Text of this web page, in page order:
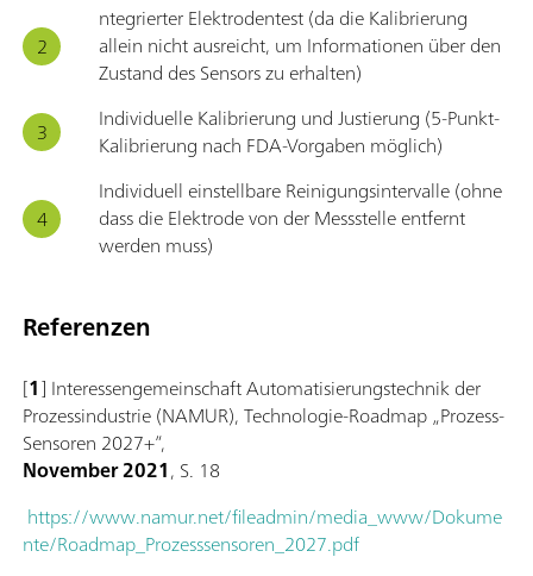
ntegrierter Elektrodentest (da die Kalibrierung
allein nicht ausreicht, um Informationen über den
Zustand des Sensors zu erhalten)
Individuelle Kalibrierung und Justierung (5-Punkt-
Kalibrierung nach FDA-Vorgaben möglich)
Individuell einstellbare Reinigungsintervalle (ohne
dass die Elektrode von der Messstelle entfernt
werden muss)
Referenzen
[1] Interessengemeinschaft Automatisierungstechnik der
Prozessindustrie (NAMUR), Technologie-Roadmap „Prozess-
Sensoren 2027+”,
November 2021, S. 18
https://www.namur.net/fileadmin/media_www/Dokume
nte/Roadmap_Prozesssensoren_2027.pdf